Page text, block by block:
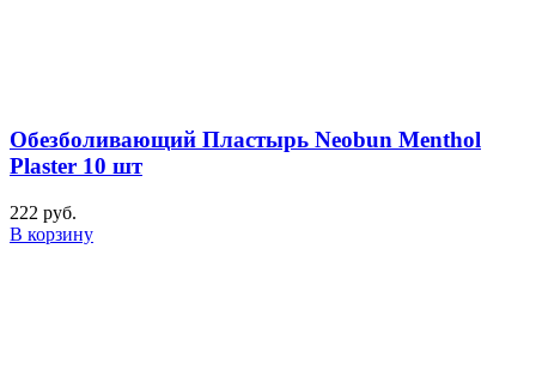
Обезболивающий Пластырь Neobun Menthol
Plaster 10 шт
222 руб.
В корзину